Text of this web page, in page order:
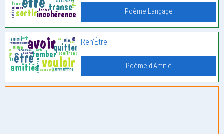
Poème Langage
Ren’Être
Poème d'Amitié